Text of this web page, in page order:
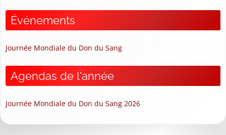
Événements
Journée Mondiale du Don du Sang
Agendas de l'année
Journée Mondiale du Don du Sang 2026